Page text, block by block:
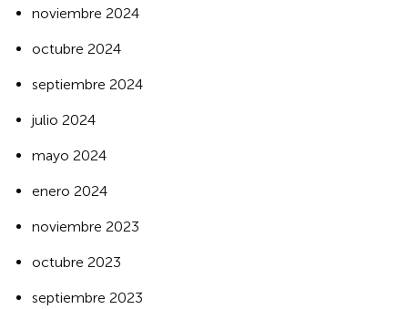
noviembre 2024
octubre 2024
septiembre 2024
julio 2024
mayo 2024
enero 2024
noviembre 2023
octubre 2023
septiembre 2023